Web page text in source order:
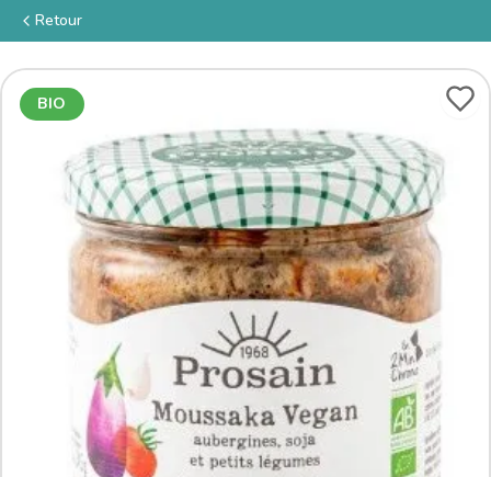
Retour
BIO